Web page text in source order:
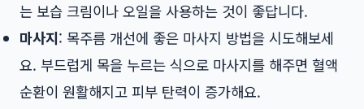
는 보습 크림이나 오일을 사용하는 것이 좋답니다.
마사지: 목주름 개선에 좋은 마사지 방법을 시도해보세
요. 부드럽게 목을 누르는 식으로 마사지를 해주면 혈액
순환이 원활해지고 피부 탄력이 증가해요.